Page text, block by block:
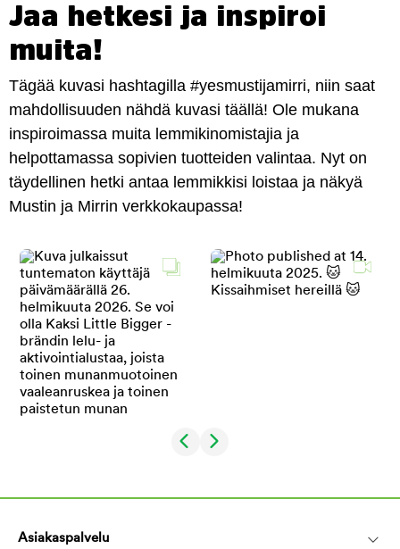
Jaa hetkesi ja inspiroi
muita!
Tägää kuvasi hashtagilla #yesmustijamirri, niin saat
mahdollisuuden nähdä kuvasi täällä! Ole mukana
inspiroimassa muita lemmikinomistajia ja
helpottamassa sopivien tuotteiden valintaa. Nyt on
täydellinen hetki antaa lemmikkisi loistaa ja näkyä
Mustin ja Mirrin verkkokaupassa!
Asiakaspalvelu